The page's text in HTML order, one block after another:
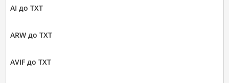
AI до TXT
ARW до TXT
AVIF до TXT